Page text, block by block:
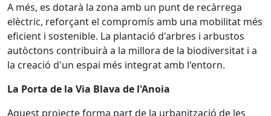
A més, es dotarà la zona amb un punt de recàrrega
elèctric, reforçant el compromís amb una mobilitat més
eficient i sostenible. La plantació d'arbres i arbustos
autòctons contribuirà a la millora de la biodiversitat i a
la creació d'un espai més integrat amb l'entorn.
La Porta de la Via Blava de l'Anoia
Aquest projecte forma part de la urbanització de les